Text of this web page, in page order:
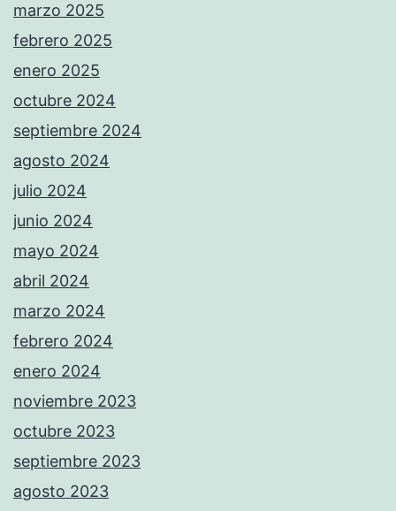
marzo 2025
febrero 2025
enero 2025
octubre 2024
septiembre 2024
agosto 2024
julio 2024
junio 2024
mayo 2024
abril 2024
marzo 2024
febrero 2024
enero 2024
noviembre 2023
octubre 2023
septiembre 2023
agosto 2023